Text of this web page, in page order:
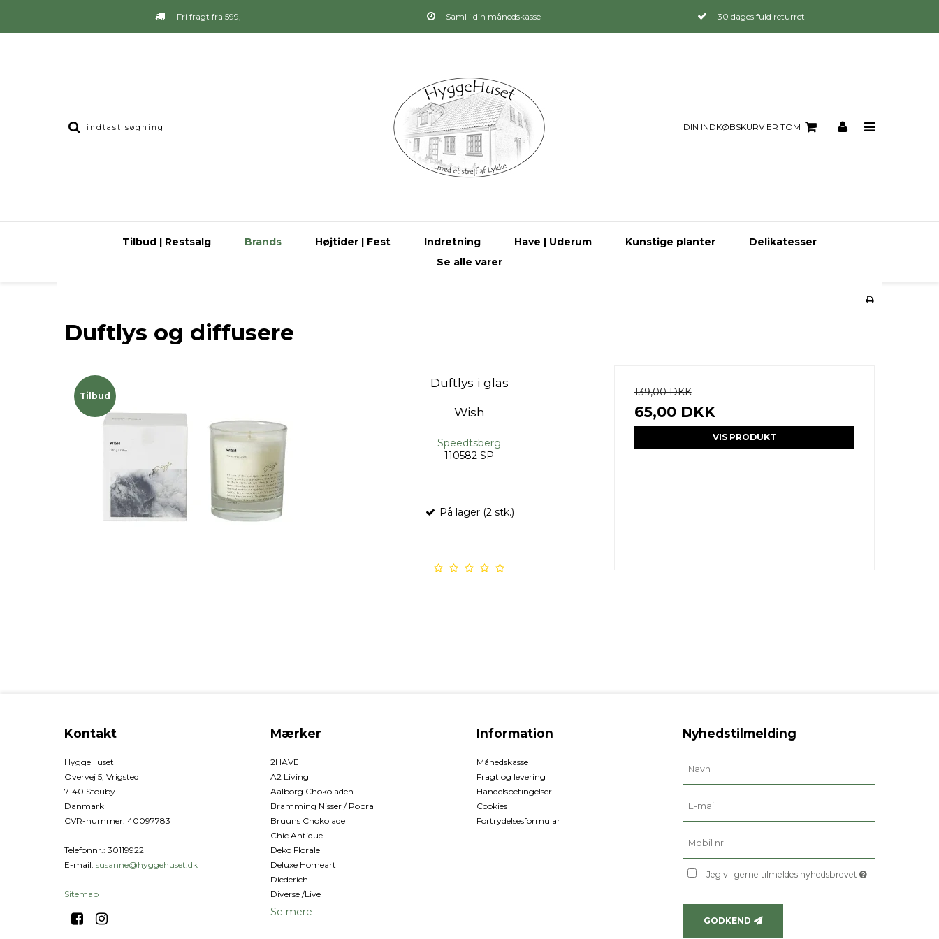
Fri fragt fra 599,- Saml i din månedskasse 30 dages fuld returret
DIN INDKØBSKURV ER TOM
Tilbud | Restsalg Brands Højtider | Fest Indretning Have | Uderum Kunstige planter
Delikatesser
Se alle varer
Duftlys og diffusere
Tilbud
Duftlys i glas
Wish
Speedtsberg
110582 SP
På lager (2 stk.)
139,00 DKK
65,00 DKK
VIS PRODUKT
Kontakt
HyggeHuset
Overvej 5, Vrigsted
7140 Stouby
Danmark
CVR-nummer: 40097783
Telefonnr.: 30119922
E-mail: susanne@hyggehuset.dk
Sitemap
Mærker
2HAVE
A2 Living
Aalborg Chokoladen
Bramming Nisser / Pobra
Bruuns Chokolade
Chic Antique
Deko Florale
Deluxe Homeart
Diederich
Diverse /Live
Se mere
Information
Månedskasse
Fragt og levering
Handelsbetingelser
Cookies
Fortrydelsesformular
Nyhedstilmelding
Jeg vil gerne tilmeldes nyhedsbrevet
GODKEND